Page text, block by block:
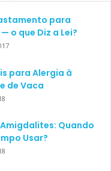
para
o que Diz a Lei?
para Alergia à
de Vaca
Quando
Usar?